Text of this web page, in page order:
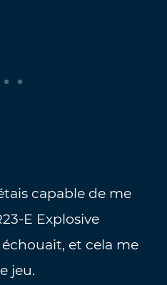
capable de me
E Explosive
et cela me
jeu.